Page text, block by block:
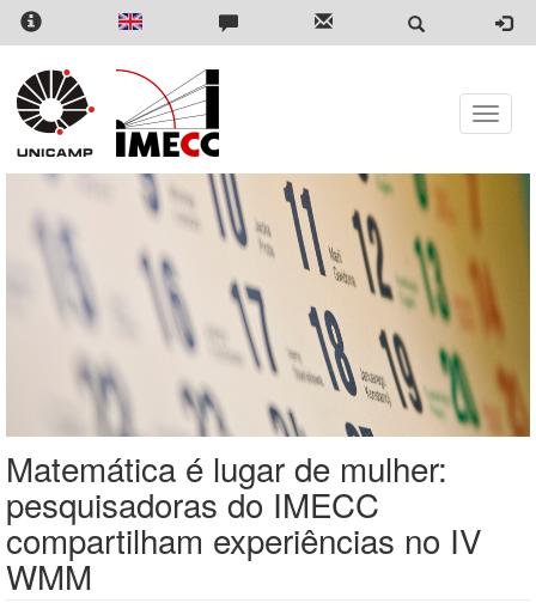
Pular
para
conteúdo
principal
Toggle
Matemática é lugar de mulher:
pesquisadoras do IMECC
compartilham experiências no IV
WMM